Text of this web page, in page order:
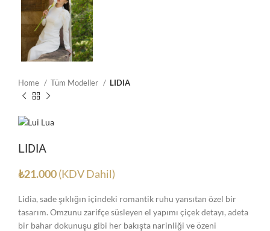
Home Tüm Modeller LIDIA
LIDIA
₺21.000(KDV Dahil)
Lidia, sade şıklığın içindeki romantik ruhu yansıtan özel bir
tasarım. Omzunu zarifçe süsleyen el yapımı çiçek detayı, adeta
bir bahar dokunuşu gibi her bakışta narinliği ve özeni